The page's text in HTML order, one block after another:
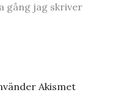
gång jag skriver
Akismet